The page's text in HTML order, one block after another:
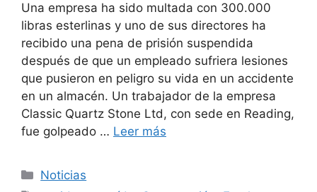
Una empresa ha sido multada con 300.000
libras esterlinas y uno de sus directores ha
recibido una pena de prisión suspendida
después de que un empleado sufriera lesiones
que pusieron en peligro su vida en un accidente
en un almacén. Un trabajador de la empresa
Classic Quartz Stone Ltd, con sede en Reading,
fue golpeado … Leer más
Categorías
Noticias